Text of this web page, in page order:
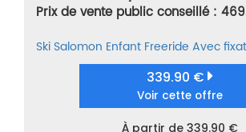
B90 BLANC/GRIS TAILLE
Prix de vente public conseillé :
Ski Salomon Enfant Freeride Avec
339.90 €
Voir cette offre
À partir de 339.90 €